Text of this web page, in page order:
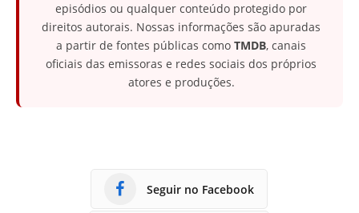
episódios ou qualquer conteúdo protegido por
direitos autorais. Nossas informações são apuradas
a partir de fontes públicas como TMDB, canais
oficiais das emissoras e redes sociais dos próprios
atores e produções.
Seguir no Facebook